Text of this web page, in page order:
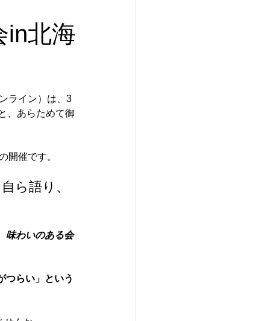
in北海
ライン）は、3
、あらためて御
開催です。
ら語り、
味わいのある会
つらい」という